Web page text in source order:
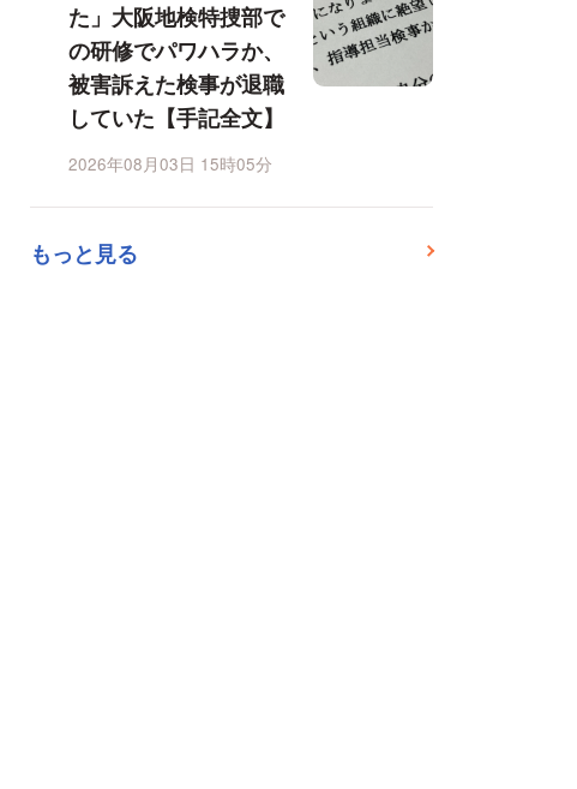
た」大阪地検特捜部で
の研修でパワハラか、
被害訴えた検事が退職
していた【手記全文】
2026年08月03日 15時05分
もっと見る